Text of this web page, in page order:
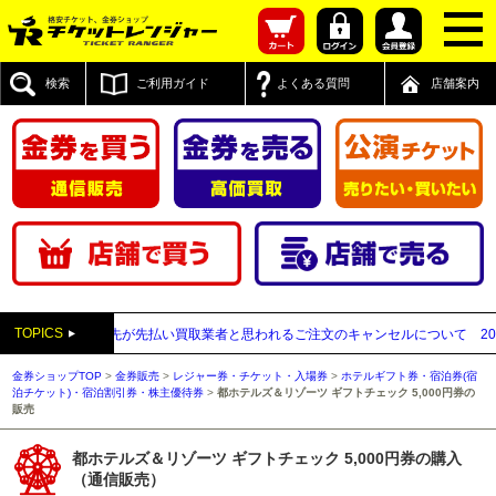
検索 ご利用ガイド よくある質問 店舗案内
TOPICS
販売】送付先が先払い買取業者と思われるご注文のキャンセルについて 2025年
金券ショップTOP >金券販売 > レジャー券・チケット・入場券 > ホテルギフト券・宿泊券(宿
泊チケット)・宿泊割引券・株主優待券 >都ホテルズ＆リゾーツ ギフトチェック 5,000円券の
販売
都ホテルズ＆リゾーツ ギフトチェック 5,000円券の購入
（通信販売）